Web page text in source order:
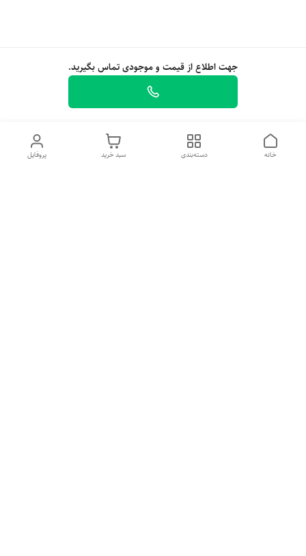
جهت اطلاع از قیمت و موجودی تماس بگیرید.
پروفایل سبد خرید دسته‌بندی خانه